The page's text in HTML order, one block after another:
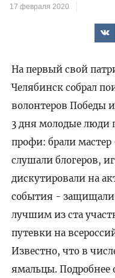
17 февраля 2020
На первый свой
Челябинск собрал
волонтеров Победы
3 дня молодые люди
профи: брали
слушали блогеров,
дискутировали на
события - защищали
лучшим из ста
путевки на
Известно, что в
ямальцы. Подробнее